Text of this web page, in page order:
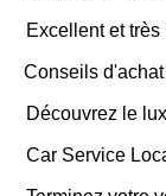
Excellent et
Conseils d'achat
Découvrez le
Car Service